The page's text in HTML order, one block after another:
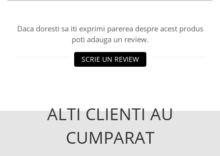
Daca doresti sa iti exprimi parerea despre acest produs
poti adauga un review.
SCRIE UN REVIEW
ALTI CLIENTI AU
CUMPARAT